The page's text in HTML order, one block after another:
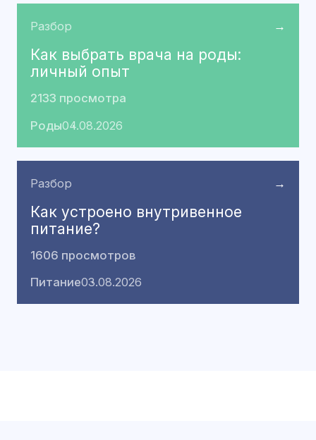
Разбор →
Как выбрать врача на роды:
личный опыт
2133 просмотра
Роды04.08.2026
Разбор →
Как устроено внутривенное
питание?
1606 просмотров
Питание03.08.2026